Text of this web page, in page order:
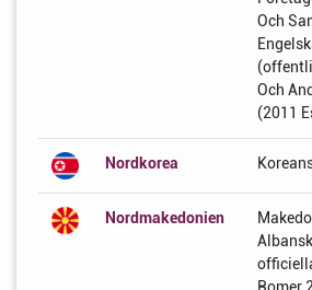
Och
Och
(2011
Nordkorea
Nordmakedonien